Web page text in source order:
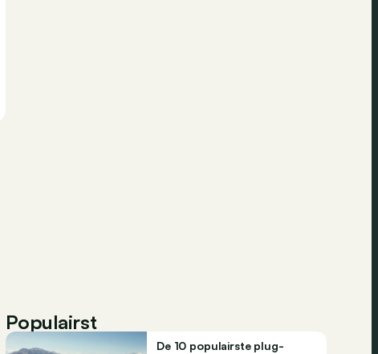
Populairst
De 10 populairste plug-